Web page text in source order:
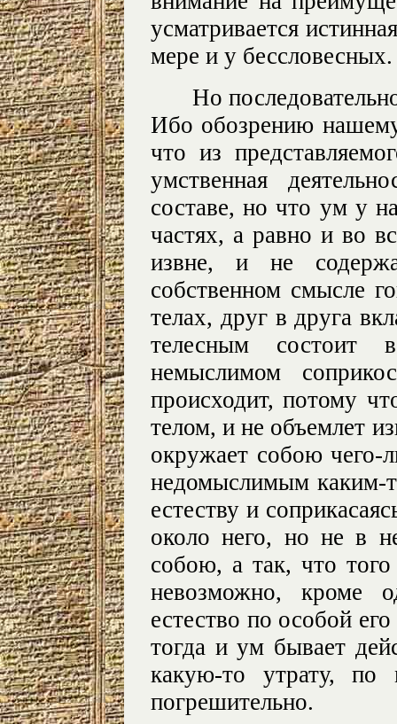
усматривается
мере и у бессловесных.
Но
Ибо обозрению
что из
умственная
составе, но что ум у
частях, а равно и во
извне, и не
собственном смысле
телах, друг в друга
телесным состоит
немыслимом
происходит, потому
телом, и не объемлет
окружает собою
недомыслимым каким-
естеству и
около него, но не в
собою, а так, что того
невозможно, кроме
естество по особой
тогда и ум бывает
какую-то утрату,
погрешительно.